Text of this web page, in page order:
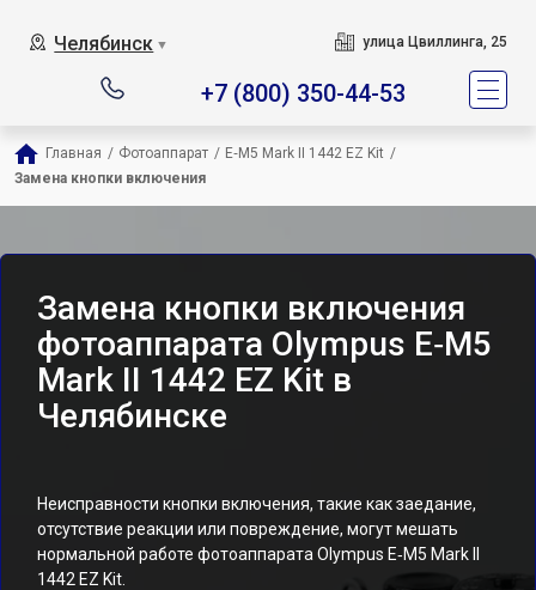
Челябинск ▼ улица Цвиллинга, 25
+7 (800) 350-44-53
Главная / Фотоаппарат / E‑M5 Mark II 1442 EZ Kit /
Замена кнопки включения
Замена кнопки включения
фотоаппарата Olympus E‑M5
Mark II 1442 EZ Kit в
Челябинске
Неисправности кнопки включения, такие как заедание,
отсутствие реакции или повреждение, могут мешать
нормальной работе фотоаппарата Olympus E‑M5 Mark II
1442 EZ Kit.